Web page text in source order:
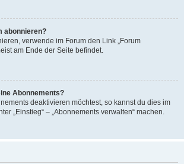
abonnieren?
verwende im Forum den Link „Forum
am Ende der Seite befindet.
Abonnements?
deaktivieren möchtest, so kannst du dies im
„Einstieg“ – „Abonnements verwalten“ machen.